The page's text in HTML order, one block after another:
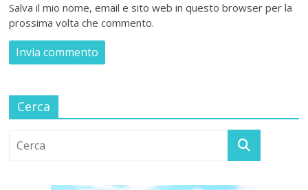
Salva il mio nome, email e sito web in questo browser per la
prossima volta che commento.
Cerca